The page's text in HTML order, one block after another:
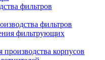
фильтров
фильтров
фильтрующих
корпусов